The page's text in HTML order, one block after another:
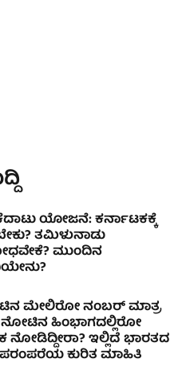
ಯೋಜನೆ: ಕರ್ನಾಟಕಕ್ಕೆ
ತಮಿಳುನಾಡು
ಮುಂದಿನ
ಮೇಲಿರೋ ನಂಬರ್ ಮಾತ್ರ
ನೋಟಿನ ಹಿಂಭಾಗದಲ್ಲಿರೋ
ನೋಡಿದ್ದೀರಾ? ಇಲ್ಲಿದೆ ಭಾರತದ
ಪರಂಪರೆಯ ಕುರಿತ ಮಾಹಿತಿ